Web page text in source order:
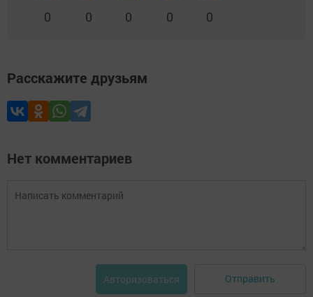
0 0 0 0 0
Расскажите друзьям
Нет комментариев
Авторизоваться Отправить